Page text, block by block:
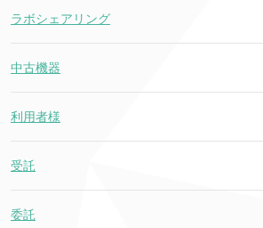
ラボシェアリング
中古機器
利用者様
受託
委託